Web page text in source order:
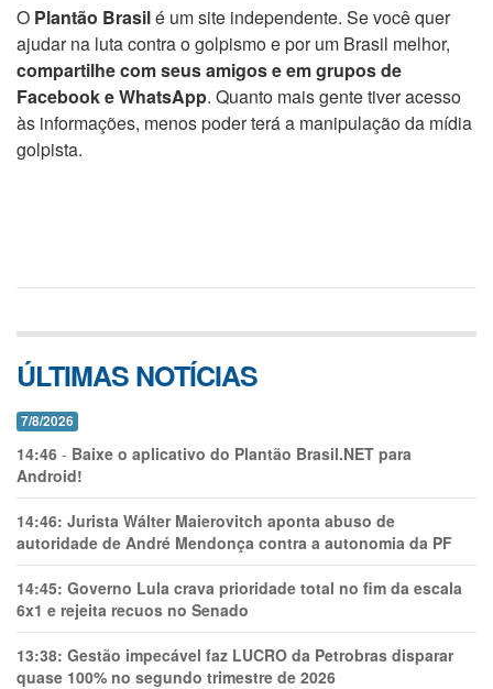
O Plantão Brasilé um site independente. Se você quer
ajudar na luta contra o golpismo e por um Brasil melhor,
compartilhe com seus amigos e em grupos de
Facebook e WhatsApp. Quanto mais gente tiver acesso
às informações, menos poder terá a manipulação da mídia
golpista.
ÚLTIMAS NOTÍCIAS
7/8/2026
14:46 - Baixe o aplicativo do Plantão Brasil.NET para
Android!
14:46: Jurista Wálter Maierovitch aponta abuso de
autoridade de André Mendonça contra a autonomia da PF
14:45: Governo Lula crava prioridade total no fim da escala
6x1 e rejeita recuos no Senado
13:38: Gestão impecável faz LUCRO da Petrobras disparar
quase 100% no segundo trimestre de 2026